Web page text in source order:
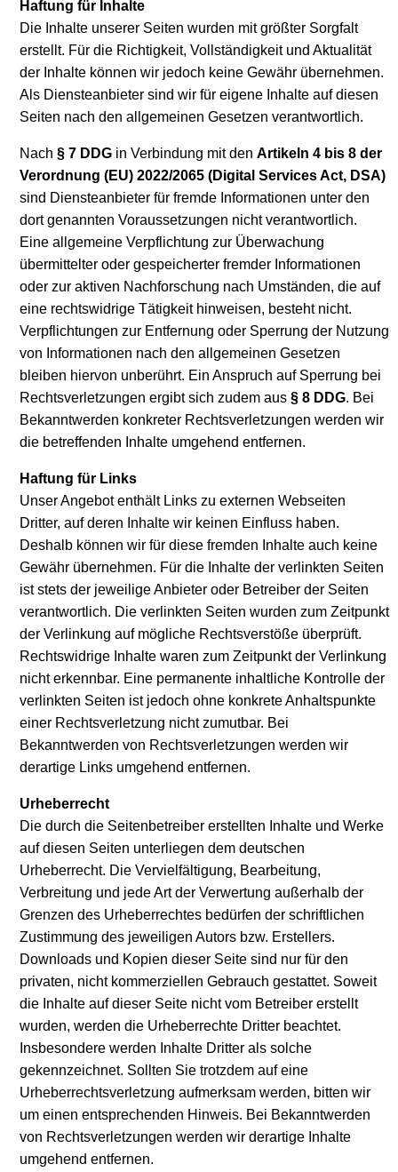
Haftung für Inhalte
Die Inhalte unserer Seiten wurden mit größter Sorgfalt
erstellt. Für die Richtigkeit, Vollständigkeit und Aktualität
der Inhalte können wir jedoch keine Gewähr übernehmen.
Als Diensteanbieter sind wir für eigene Inhalte auf diesen
Seiten nach den allgemeinen Gesetzen verantwortlich.
Nach § 7 DDG in Verbindung mit den Artikeln 4 bis 8 der
Verordnung (EU) 2022/2065 (Digital Services Act, DSA)
sind Diensteanbieter für fremde Informationen unter den
dort genannten Voraussetzungen nicht verantwortlich.
Eine allgemeine Verpflichtung zur Überwachung
übermittelter oder gespeicherter fremder Informationen
oder zur aktiven Nachforschung nach Umständen, die auf
eine rechtswidrige Tätigkeit hinweisen, besteht nicht.
Verpflichtungen zur Entfernung oder Sperrung der Nutzung
von Informationen nach den allgemeinen Gesetzen
bleiben hiervon unberührt. Ein Anspruch auf Sperrung bei
Rechtsverletzungen ergibt sich zudem aus § 8 DDG. Bei
Bekanntwerden konkreter Rechtsverletzungen werden wir
die betreffenden Inhalte umgehend entfernen.
Haftung für Links
Unser Angebot enthält Links zu externen Webseiten
Dritter, auf deren Inhalte wir keinen Einfluss haben.
Deshalb können wir für diese fremden Inhalte auch keine
Gewähr übernehmen. Für die Inhalte der verlinkten Seiten
ist stets der jeweilige Anbieter oder Betreiber der Seiten
verantwortlich. Die verlinkten Seiten wurden zum Zeitpunkt
der Verlinkung auf mögliche Rechtsverstöße überprüft.
Rechtswidrige Inhalte waren zum Zeitpunkt der Verlinkung
nicht erkennbar. Eine permanente inhaltliche Kontrolle der
verlinkten Seiten ist jedoch ohne konkrete Anhaltspunkte
einer Rechtsverletzung nicht zumutbar. Bei
Bekanntwerden von Rechtsverletzungen werden wir
derartige Links umgehend entfernen.
Urheberrecht
Die durch die Seitenbetreiber erstellten Inhalte und Werke
auf diesen Seiten unterliegen dem deutschen
Urheberrecht. Die Vervielfältigung, Bearbeitung,
Verbreitung und jede Art der Verwertung außerhalb der
Grenzen des Urheberrechtes bedürfen der schriftlichen
Zustimmung des jeweiligen Autors bzw. Erstellers.
Downloads und Kopien dieser Seite sind nur für den
privaten, nicht kommerziellen Gebrauch gestattet. Soweit
die Inhalte auf dieser Seite nicht vom Betreiber erstellt
wurden, werden die Urheberrechte Dritter beachtet.
Insbesondere werden Inhalte Dritter als solche
gekennzeichnet. Sollten Sie trotzdem auf eine
Urheberrechtsverletzung aufmerksam werden, bitten wir
um einen entsprechenden Hinweis. Bei Bekanntwerden
von Rechtsverletzungen werden wir derartige Inhalte
umgehend entfernen.